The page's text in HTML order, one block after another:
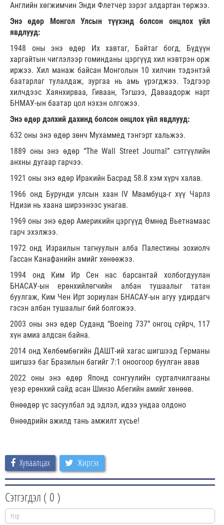
Английн хөгжимчин Энди Флетчер зэрэг алдартан төржээ.
Энэ өдөр Монгол Улсын түүхэнд болсон онцлох үйл
явдлууд:
1948 оны энэ өдөр Их хавтаг, Байтаг богд, Бүдүүн
харгайтын чиглэлээр гоминданы цэргүүд хил нэвтрэн орж
иржээ. Хил манаж байсан Монголын 10 хилчин тэдэнтэй
баатарлаг тулалдаж, зургаа нь амь үрэгджээ. Тэдгээр
хилчдээс Хаянхирваа, Гиваан, Тэгшээ, Даваадорж нарт
БНМАУ-ын баатар цол нэхэн олгожээ.
Энэ өдөр дэлхий дахинд болсон онцлох үйл явдлууд:
632 оны энэ өдөр зөнч Мухаммед тэнгэрт хальжээ.
1889 оны энэ өдөр “The Wall Street Journal” сэтгүүлийн
анхны дугаар гарчээ.
1921 оны энэ өдөр Иракийн Басрад 58.8 хэм хүрч халав.
1966 онд Бурунди улсын хаан IV Мвамбуца-г хүү Чарлз
Ндизи нь хаана ширээнээс унагав.
1969 оны энэ өдөр Америкийн цэргүүд Өмнөд Вьетнамаас
гарч эхэлжээ.
1972 онд Израилын тагнуулын алба Палестины зохиолч
Гассан Канафанийн амийг хөнөөжээ.
1994 онд Ким Ир Сен нас барсантай холбогдуулан
БНАСАУ-ын ерөнхийлөгчийн албан тушаалыг татан
буулгаж, Ким Чен Ирт зориулан БНАСАУ-ын агуу удирдагч
гэсэн албан тушаалыг бий болгожээ.
2003 оны энэ өдөр Суданд “Boeing 737” онгоц сүйрч, 117
хүн амиа алдсан байна.
2014 онд Хөлбөмбөгийн ДАШТ-ий хагас шигшээд Германы
шигшээ баг Бразилын багийг 7:1 оноогоор буулган авав
2022 оны энэ өдөр Японд сонгуулийн сурталчилгааны
үеэр ерөнхий сайд асан Шинзо Абегийн амийг хөнөөв.
Өнөөдөр үс засуулбал эд эдлэл, идээ ундаа олдоно
Өнөөдрийн ажилд тань амжилт хүсье!
Хуваалцах Жиргэх
Сэтгэгдэл ( 0 )